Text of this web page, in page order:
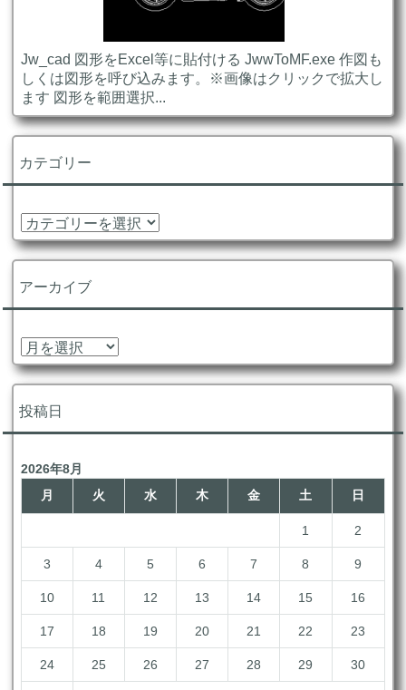
Jw_cad 図形をExcel等に貼付ける JwwToMF.exe 作図も
しくは図形を呼び込みます。※画像はクリックで拡大し
ます 図形を範囲選択...
カテゴリー
カ
テ
ゴ
ー
アーカイブ
ア
ー
カ
イ
ブ
投稿日
2026年8月
月
火 水 木 金 土 日
1 2
3 4 5 6 7 8 9
10 11 12 13 14 15 16
17 18 19 20 21 22 23
24 25 26 27 28 29 30